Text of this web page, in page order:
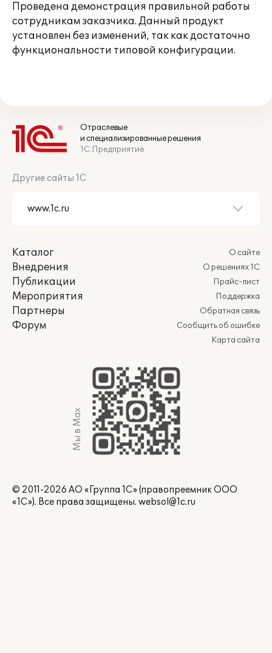
Проведена демонстрация правильной работы
сотрудникам заказчика. Данный продукт
установлен без изменений, так как достаточно
функциональности типовой конфигурации.
Отраслевые
и специализированные решения
1С:Предприятие
Другие сайты 1С
Каталог
Внедрения
Публикации
Мероприятия
Партнеры
Форум
О сайте
О решениях 1С
Прайс-лист
Поддержка
Обратная связь
Сообщить об ошибке
Карта сайта
Мы в Max
© 2011-2026 АО «Группа 1С» (правопреемник ООО
«1С»). Все права защищены. websol@1c.ru